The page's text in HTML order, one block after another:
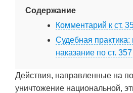
Содержание
Комментарий к ст.
Судебная практика:
наказание по ст.
Действия, направленные на
уничтожение национальной,